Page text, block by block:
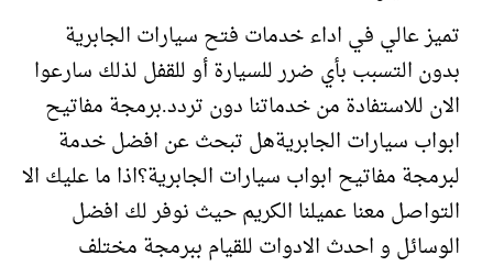
تميز عالي في اداء خدمات فتح سيارات الجابرية
بدون التسبب بأي ضرر للسيارة أو للقفل لذلك سارعوا
الان للاستفادة من خدماتنا دون تردد.برمجة مفاتيح
ابواب سيارات الجابريةهل تبحث عن افضل خدمة
لبرمجة مفاتيح ابواب سيارات الجابرية؟اذا ما عليك الا
التواصل معنا عميلنا الكريم حيث نوفر لك افضل
الوسائل و احدث الادوات للقيام ببرمجة مختلف